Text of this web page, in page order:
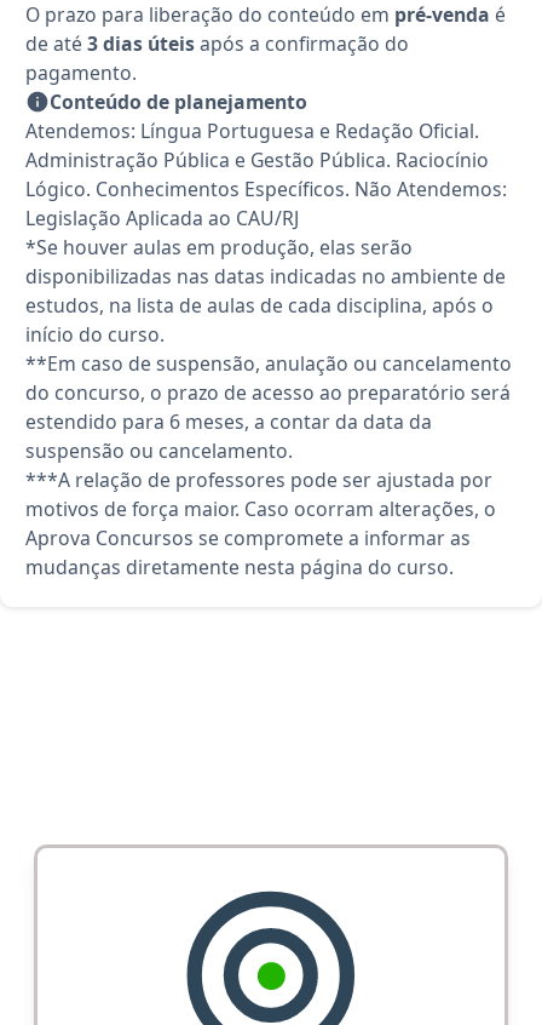
O prazo para liberação do conteúdo em pré-venda é
de até 3 dias úteisapós a confirmação do
pagamento.
Conteúdo de planejamento
Atendemos: Língua Portuguesa e Redação Oficial.
Administração Pública e Gestão Pública. Raciocínio
Lógico. Conhecimentos Específicos. Não Atendemos:
Legislação Aplicada ao CAU/RJ
*Se houver aulas em produção, elas serão
disponibilizadas nas datas indicadas no ambiente de
estudos, na lista de aulas de cada disciplina, após o
início do curso.
**Em caso de suspensão, anulação ou cancelamento
do concurso, o prazo de acesso ao preparatório será
estendido para 6 meses, a contar da data da
suspensão ou cancelamento.
***A relação de professores pode ser ajustada por
motivos de força maior. Caso ocorram alterações, o
Aprova Concursos se compromete a informar as
mudanças diretamente nesta página do curso.